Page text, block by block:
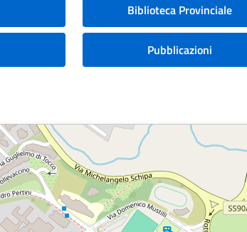
Biblioteca Provinciale
Pubblicazioni